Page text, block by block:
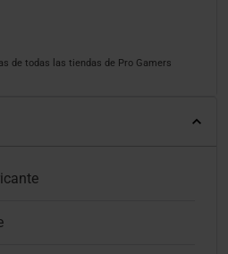
de todas las tiendas de Pro Gamers